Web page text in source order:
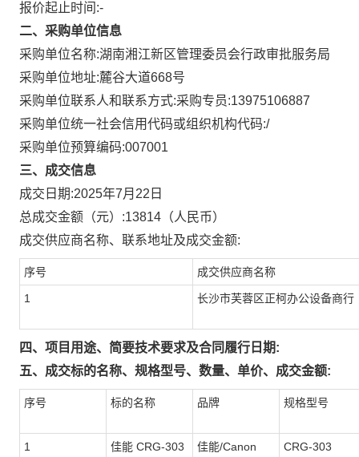
报价起止时间:-
二、采购单位信息
采购单位名称:湖南湘江新区管理委员会行政审批服务局
采购单位地址:麓谷大道668号
采购单位联系人和联系方式:采购专员:13975106887
采购单位统一社会信用代码或组织机构代码:/
采购单位预算编码:007001
三、成交信息
成交日期:2025年7月22日
总成交金额（元）:13814 （人民币）
成交供应商名称、联系地址及成交金额:
序号 成交供应商名称
1 长沙市芙蓉区正柯办公设备商行
四、项目用途、简要技术要求及合同履行日期:
五、成交标的名称、规格型号、数量、单价、成交金额:
序号 标的名称 品牌 规格型号
1
佳能 CRG-303
佳能/Canon CRG-303